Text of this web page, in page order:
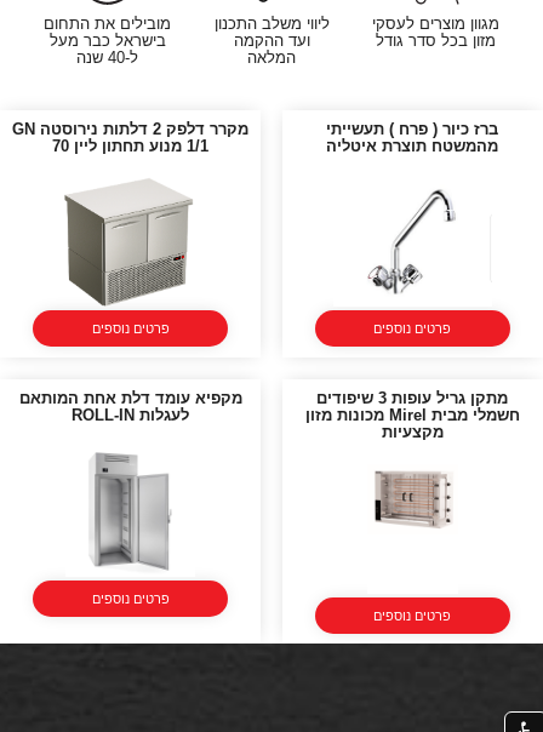
מגוון מוצרים לעסקי
מזון בכל סדר גודל
ליווי משלב התכנון
ועד ההקמה
המלאה
מובילים את התחום
בישראל כבר מעל
ל-40 שנה
ברז כיור ( פרח ) תעשייתי
מהמשטח תוצרת איטליה
פרטים נוספים
מקרר דלפק 2 דלתות נירוסטה GN
1/1 מנוע תחתון ליין 70
פרטים נוספים
מתקן גריל עופות 3 שיפודים
חשמלי מבית Mirel מכונות מזון
מקצעיות
פרטים נוספים
מקפיא עומד דלת אחת המותאם
לעגלות ROLL-IN
פרטים נוספים